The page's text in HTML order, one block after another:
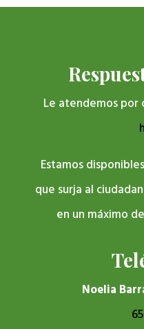
Le atendemos por
Estamos
que surja al
en un máximo
Noelia